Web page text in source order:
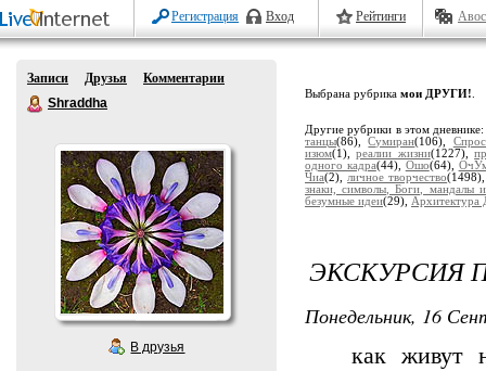
Регистрация Вход Рейтинги
Записи Друзья
Комментарии
Shraddha
В друзья
Выбрана рубрика мои ДРУГИ!
Другие рубрики в этом
танцы(86),Сумиран(106),
изюм(1),реалии жизни(1227),
одного кадра(44), Ошо(64),
Чиа(2), личное творчество
знаки, символы, Боги, мандалы
безумные идеи(29), Архитектура
ЭКСКУРСИЯ
Понедельник, 16
как живут на